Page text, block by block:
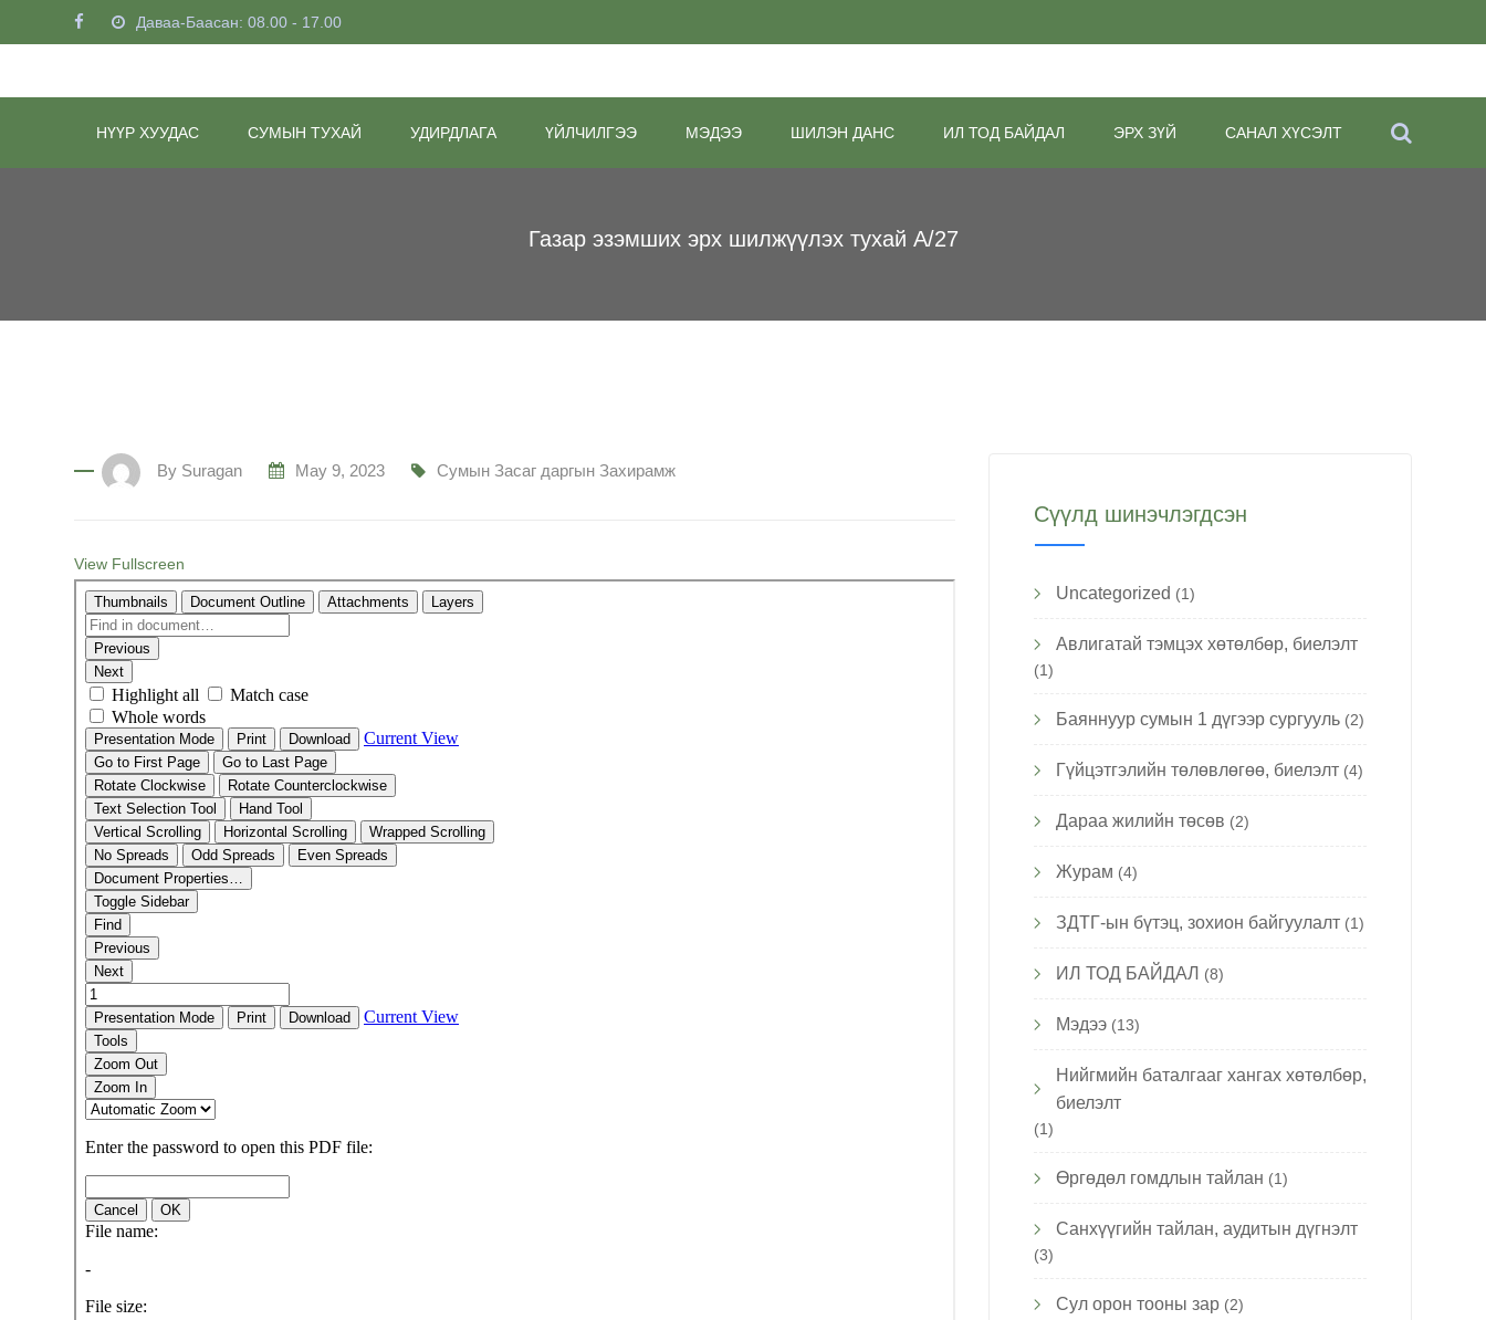
to
Даваа-Баасан: 08.00 - 17.00
НҮҮР ХУУДАС СУМЫН ТУХАЙ УДИРДЛАГА ҮЙЛЧИЛГЭЭ МЭДЭЭ ШИЛЭН ДАНС ИЛ ТОД БАЙДАЛ ЭРХ ЗҮЙ САНАЛ ХҮСЭЛТ
Газар эзэмших эрх шилжүүлэх тухай А/27
By Suragan May 9, 2023 Сумын Засаг даргын Захирамж
View Fullscreen
Сүүлд шинэчлэгдсэн
Uncategorized (1)
Авлигатай тэмцэх хөтөлбөр, биелэлт
(1)
Баяннуур сумын 1 дүгээр сургууль(2)
Гүйцэтгэлийн төлөвлөгөө, биелэлт(4)
Дараа жилийн төсөв (2)
Журам (4)
ЗДТГ-ын бүтэц, зохион байгуулалт(1)
ИЛ ТОД БАЙДАЛ (8)
Мэдээ(13)
Нийгмийн баталгааг хангах хөтөлбөр,
биелэлт
(1)
Өргөдөл гомдлын тайлан (1)
Санхүүгийн тайлан, аудитын дүгнэлт
(3)
Сул орон тооны зар(2)